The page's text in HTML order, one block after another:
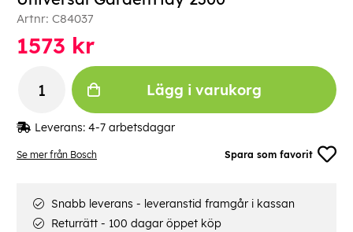
Se mer från Bosch Spara som favorit
Artnr: C84037
1573 kr
Lägg i varukorg
Leverans: 4-7 arbetsdagar
Snabb leverans - leveranstid framgår i kassan
Returrätt - 100 dagar öppet köp